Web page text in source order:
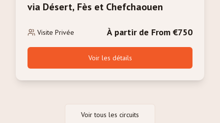
via Désert, Fès et Chefchaouen
Visite Privée À partir de From €750
Voir les détails
Voir tous les circuits